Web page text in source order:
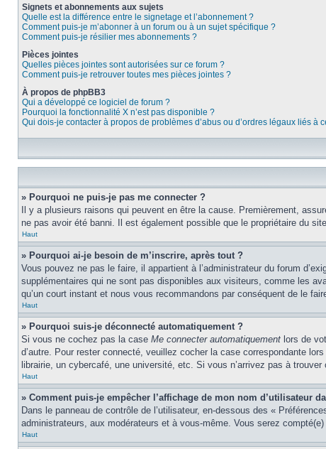
Signets et abonnements aux sujets
Quelle est la différence entre le signetage et l’abonnement ?
Comment puis-je m’abonner à un forum ou à un sujet spécifique ?
Comment puis-je résilier mes abonnements ?
Pièces jointes
Quelles pièces jointes sont autorisées sur ce forum ?
Comment puis-je retrouver toutes mes pièces jointes ?
À propos de phpBB3
Qui a développé ce logiciel de forum ?
Pourquoi la fonctionnalité X n’est pas disponible ?
Qui dois-je contacter à propos de problèmes d’abus ou d’ordres légaux liés à
» Pourquoi ne puis-je pas me connecter ?
Il y a plusieurs raisons qui peuvent en être la cause. Premièrement,
ne pas avoir été banni. Il est également possible que le propriétaire du
Haut
» Pourquoi ai-je besoin de m’inscrire, après tout ?
Vous pouvez ne pas le faire, il appartient à l’administrateur du forum
supplémentaires qui ne sont pas disponibles aux visiteurs, comme les
qu’un court instant et nous vous recommandons par conséquent de le
Haut
» Pourquoi suis-je déconnecté automatiquement ?
Si vous ne cochez pas la case Me connecter automatiquement lors de
d’autre. Pour rester connecté, veuillez cocher la case correspondante
librairie, un cybercafé, une université, etc. Si vous n’arrivez pas à
Haut
» Comment puis-je empêcher l’affichage de mon nom d’utilisateur
Dans le panneau de contrôle de l’utilisateur, en-dessous des «
administrateurs, aux modérateurs et à vous-même. Vous serez
Haut